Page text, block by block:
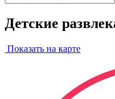
Детские
Показать на карте